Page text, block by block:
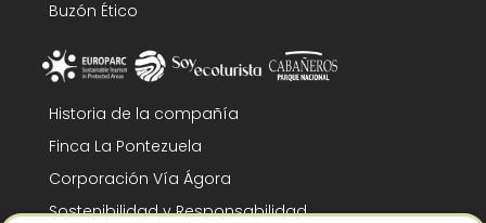
Buzón Ético
Historia de la compañía
Finca La Pontezuela
Corporación Vía Ágora
Sostenibilidad y Responsabilidad